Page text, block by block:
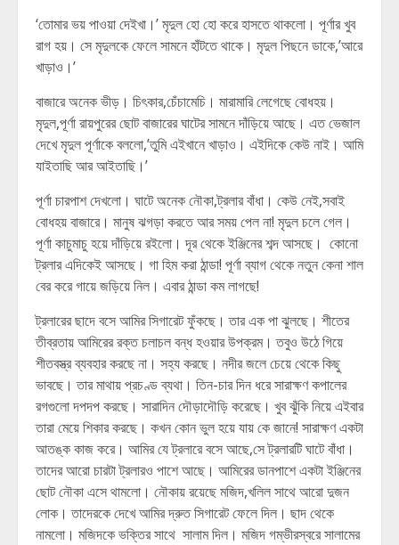
‘তোমার ভয় পাওয়া দেইখা।’ মৃদুল হো হো করে হাসতে থাকলো। পূর্ণার খুব
রাগ হয়। সে মৃদুলকে ফেলে সামনে হাঁটতে থাকে। মৃদুল পিছনে ডাকে,’আরে
খাড়াও।’
বাজারে অনেক ভীড়। চিৎকার,চেঁচামেচি। মারামারি লেগেছে বোধহয়।
মৃদুল,পূর্ণা রায়পুরের ছোট বাজারের ঘাটের সামনে দাঁড়িয়ে আছে। এত ভেজাল
দেখে মৃদুল পূর্ণাকে বললো,’তুমি এইখানে খাড়াও। এইদিকে কেউ নাই। আমি
যাইতাছি আর আইতাছি।’
পূর্ণা চারপাশ দেখলো। ঘাটে অনেক নৌকা,ট্রলার বাঁধা। কেউ নেই,সবাই
বোধহয় বাজারে। মানুষ ঝগড়া করতে আর সময় পেল না! মৃদুল চলে গেল।
পূর্ণা কাচুমাচু হয়ে দাঁড়িয়ে রইলো। দূর থেকে ইঞ্জিনের শব্দ আসছে। কোনো
ট্রলার এদিকেই আসছে। গা হিম করা ঠান্ডা! পূর্ণা ব্যাগ থেকে নতুন কেনা শাল
বের করে গায়ে জড়িয়ে নিল। এবার ঠান্ডা কম লাগছে!
ট্রলারের ছাদে বসে আমির সিগারেট ফুঁকছে। তার এক পা ঝুলছে। শীতের
তীব্রতায় আমিরের রক্ত চলাচল বন্ধ হওয়ার উপক্রম। তবুও উঠে গিয়ে
শীতবস্ত্র ব্যবহার করছে না। সহ্য করছে। নদীর জলে চেয়ে থেকে কিছু
ভাবছে। তার মাথায় প্রচণ্ড ব্যথা। তিন-চার দিন ধরে সারাক্ষণ কপালের
রগগুলো দপদপ করছে। সারাদিন দৌড়াদৌড়ি করেছে। খুব ঝুঁকি নিয়ে এইবার
তারা মেয়ে শিকার করছে। কখন কোন ভুল হয়ে যায় কে জানে! সারাক্ষণ একটা
আতঙ্ক কাজ করে। আমির যে ট্রলারে বসে আছে,সে ট্রলারটি ঘাটে বাঁধা।
তাদের আরো চারটা ট্রলারও পাশে আছে। আমিরের ডানপাশে একটা ইঞ্জিনের
ছোট নৌকা এসে থামলো। নৌকায় রয়েছে মজিদ,খলিল সাথে আরো দুজন
লোক। তাদেরকে দেখে আমির দ্রুত সিগারেট ফেলে দিল। ছাদ থেকে
নামলো। মজিদকে ভক্তির সাথে সালাম দিল। মজিদ গম্ভীরস্বরে সালামের